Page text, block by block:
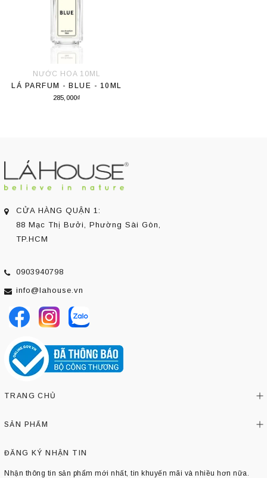
NƯỚC HOA 10ML
LÁ PARFUM - BLUE - 10ML
285,000₫
CỬA HÀNG QUẬN 1:
88 Mạc Thị Bưởi, Phường Sài Gòn,
TP.HCM
0903940798
info@lahouse.vn
TRANG CHỦ
SẢN PHẨM
ĐĂNG KÝ NHẬN TIN
Nhận thông tin sản phẩm mới nhất, tin khuyến mãi và nhiều hơn nữa.